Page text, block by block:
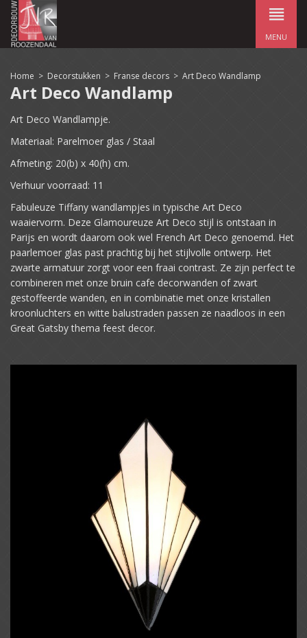
MENU
Home > Decorstukken > Franse decors > Art Deco Wandlamp
Art Deco Wandlamp
Art Deco Wandlampje.
Materiaal: Parelmoer glas / Staal
Afmeting: 20(b) x 40(h) cm.
Verhuur voorraad: 11
Fabuleuze Tiffany wandlampjes in typische Art Deco
waaiervorm. Deze Glamoureuze Art Deco stijl is ontstaan in
Parijs en wordt daarom ook wel French Art Deco genoemd. Het
paarlemoer glas past prachtig bij het stijlvolle ontwerp. Het
zwarte armatuur zorgt voor een fraai contrast. Ze zijn perfect te
combineren met onze bruin cafe decorwanden of zwart
gestoffeerde wanden, en in combinatie met onze kristallen
kroonluchters en witte balustraden passen ze naadloos in een
Great Gatsby thema feest decor.